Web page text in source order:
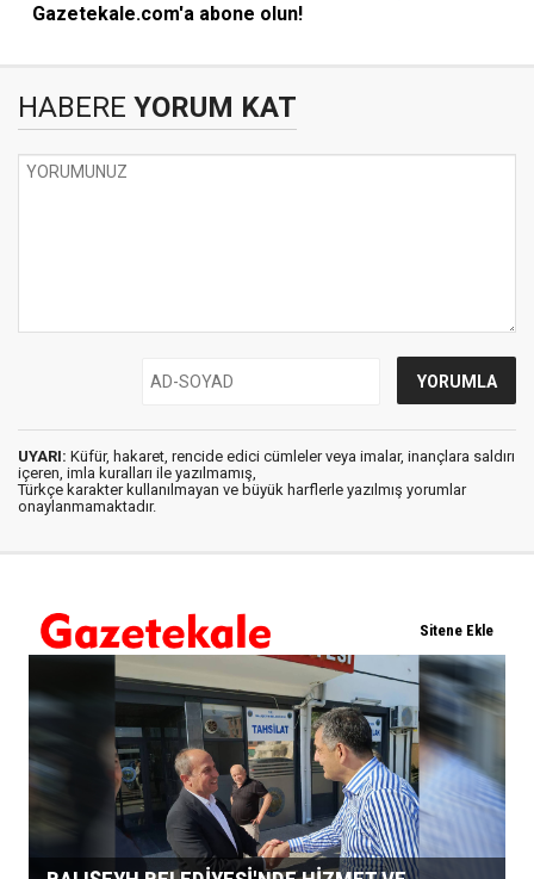
Gazetekale.com'a abone olun!
HABERE YORUM KAT
UYARI: Küfür, hakaret, rencide edici cümleler veya imalar, inançlara saldırı
içeren, imla kuralları ile yazılmamış,
Türkçe karakter kullanılmayan ve büyük harflerle yazılmış yorumlar
onaylanmamaktadır.